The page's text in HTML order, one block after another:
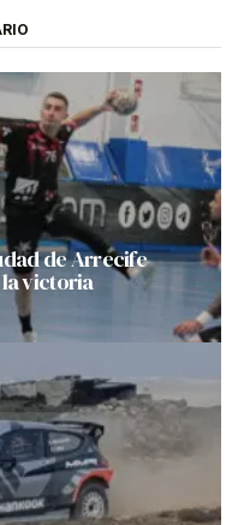
de Arrecife
victoria